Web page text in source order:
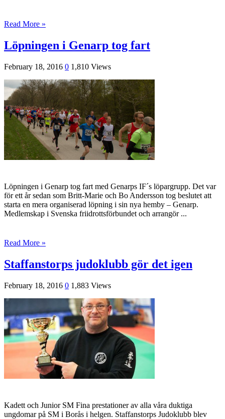
Read More »
Löpningen i Genarp tog fart
February 18, 2016 0 1,810 Views
Löpningen i Genarp tog fart med Genarps IF´s löpargrupp. Det var
för ett år sedan som Britt-Marie och Bo Andersson tog beslutet att
starta en mera organiserad löpning i sin nya hemby – Genarp.
Medlemskap i Svenska friidrottsförbundet och arrangör ...
Read More »
Staffanstorps judoklubb gör det igen
February 18, 2016 0 1,883 Views
Kadett och Junior SM Fina prestationer av alla våra duktiga
ungdomar på SM i Borås i helgen. Staffanstorps Judoklubb blev